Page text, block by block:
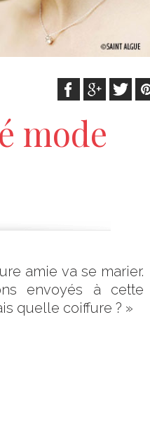
mode
amie va se marier.
envoyés à cette
quelle coiffure ? »